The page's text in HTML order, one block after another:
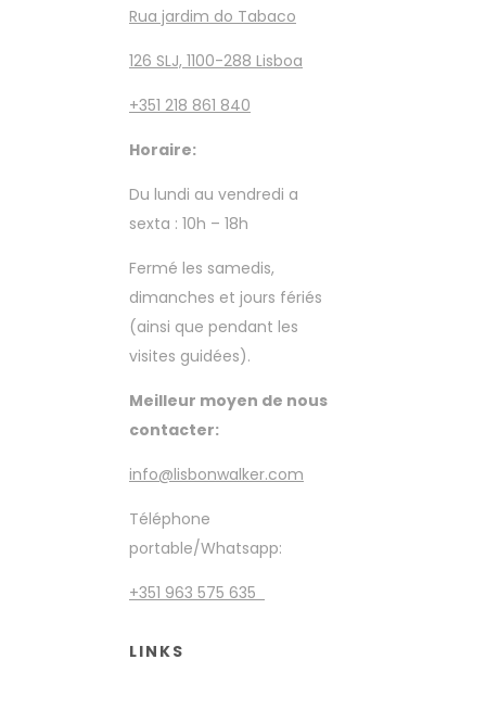
Rua jardim do Tabaco
126 SLJ, 1100-288 Lisboa
+351 218 861 840
Horaire:
Du lundi au vendredi a
sexta : 10h – 18h
Fermé les samedis,
dimanches et jours fériés
(ainsi que pendant les
visites guidées).
Meilleur moyen de nous
contacter:
info@lisbonwalker.com
Téléphone
portable/Whatsapp:
+351 963 575 635
LINKS